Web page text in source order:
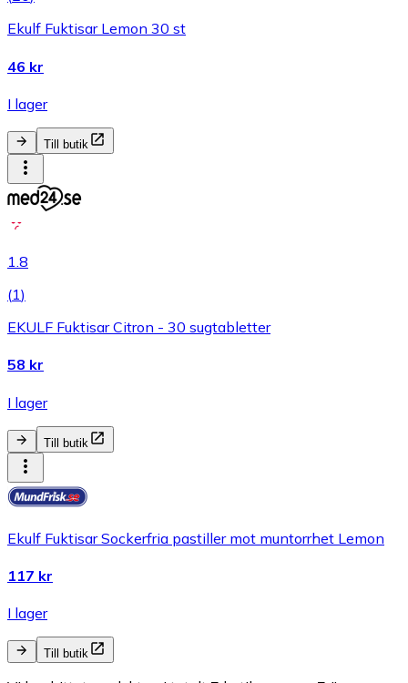
Ekulf Fuktisar Lemon 30 st
46 kr
I lager
Till butik
1.8
(1)
EKULF Fuktisar Citron - 30 sugtabletter
58 kr
I lager
Till butik
Ekulf Fuktisar Sockerfria pastiller mot muntorrhet Lemon
117 kr
I lager
Till butik